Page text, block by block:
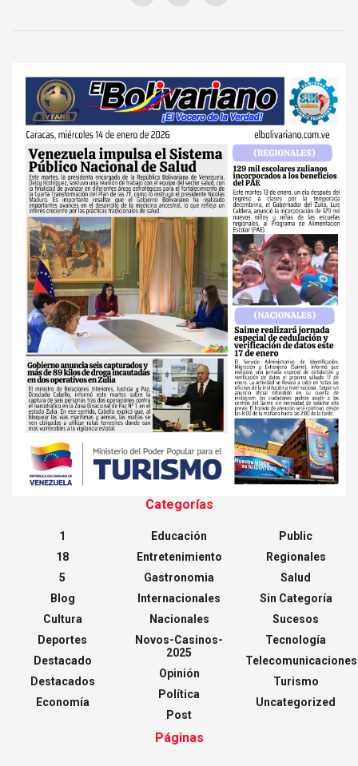
Categorías
1
18
5
Blog
Cultura
Deportes
Destacado
Destacados
Economía
Educación
Entretenimiento
Gastronomia
Internacionales
Nacionales
Novos-Casinos-
2025
Opinión
Política
Post
Public
Regionales
Salud
Sin Categoría
Sucesos
Tecnología
Telecomunicaciones
Turismo
Uncategorized
Páginas